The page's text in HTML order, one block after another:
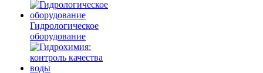
Гидрологическое
оборудование